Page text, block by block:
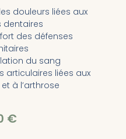
douleurs liées aux
dentaires
des défenses
du sang
articulaires liées aux
à l’arthrose
€